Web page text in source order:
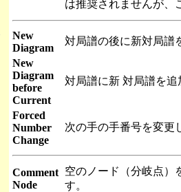
は推奨されませんが、
New
Diagram
対局譜の後に新対局譜
New
Diagram
before
Current
対局譜に新 対局譜を
Forced
Number
Change
次の手の手番号を変更
Comment
Node
空のノード（分岐点）
す。